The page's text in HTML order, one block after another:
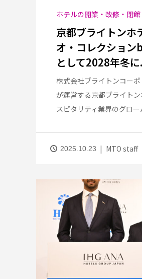
ホテルの開業・改修・閉館
京都ブライトンホ
オ・コレクション
として2028年冬に
株式会社ブライトンコー
が運営する京都ブライト
スピタリティ業界のグロ
2025.10.23 MTO staff